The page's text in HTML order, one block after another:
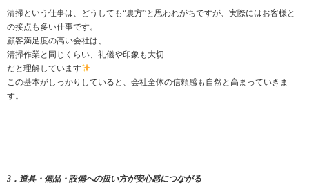
清掃という仕事は、どうしても“裏方”と思われがちですが、実際にはお客様と
の接点も多い仕事です。
顧客満足度の高い会社は、
清掃作業と同じくらい、礼儀や印象も大切
だと理解しています
この基本がしっかりしていると、会社全体の信頼感も自然と高まっていきま
す。
3．道具・備品・設備への扱い方が安心感につながる